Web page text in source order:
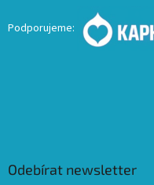
Podporujeme:
Odebírat newsletter